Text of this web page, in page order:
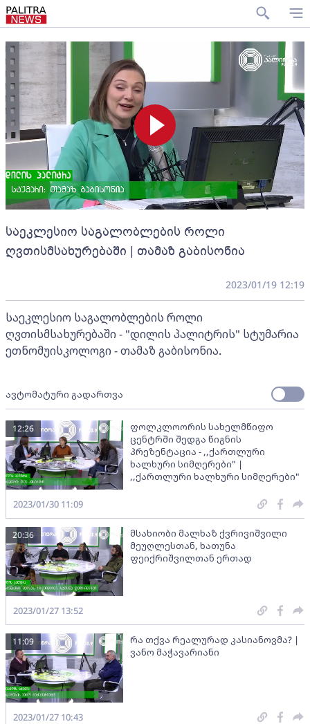
საეკლესიო საგალობლების როლი
ღვთისმსახურებაში | თამაზ გაბისონია
2023/01/19 12:19
საეკლესიო საგალობლების როლი
ღვთისმსახურებაში - "დილის პალიტრის" სტუმარია
ეთნომუისკოლოგი - თამაზ გაბისონია.
ავტომატური გადართვა
ფოლკლოორის სახელმწიფო
ცენტრში შედგა წიგნის
პრეზენტაცია - ,,ქართლური
ხალხური სიმღერები" |
,,ქართლური ხალხური სიმღერები"
12:26
2023/01/30 11:09
მსახიობი მალხაზ ქვრივიშვილი
მეუღლესთან, ხათუნა
ფეიქრიშვილთან ერთად
20:36
2023/01/27 13:52
რა თქვა რეალურად კასიანოვმა? |
ვანო მაჭავარიანი
11:09
2023/01/27 10:43